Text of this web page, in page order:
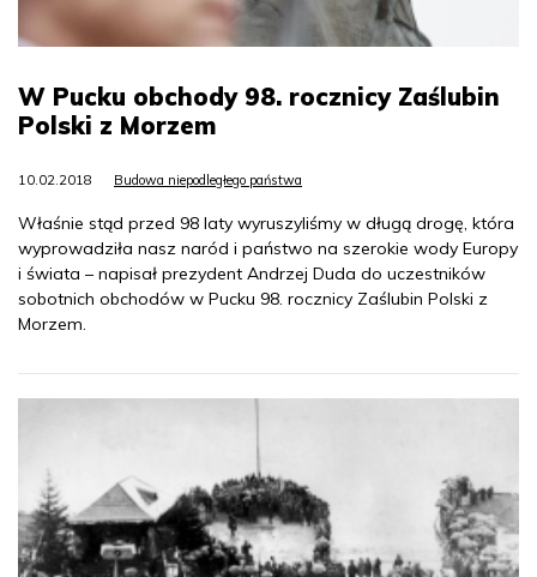
W Pucku obchody 98. rocznicy Zaślubin
Polski z Morzem
10.02.2018 Budowa niepodległego państwa
Właśnie stąd przed 98 laty wyruszyliśmy w długą drogę, która
wyprowadziła nasz naród i państwo na szerokie wody Europy
i świata – napisał prezydent Andrzej Duda do uczestników
sobotnich obchodów w Pucku 98. rocznicy Zaślubin Polski z
Morzem.